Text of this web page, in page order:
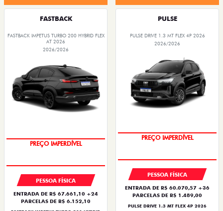
FASTBACK
FASTBACK IMPETUS TURBO 200 HYBRID FLEX
AT 2026
2026/2026
PREÇO IMPERDÍVEL
PESSOA FÍSICA
ENTRADA DE R$ 67.661,10 +24
PARCELAS DE R$ 6.152,10
PULSE
PULSE DRIVE 1.3 MT FLEX 4P 2026
2026/2026
PREÇO IMPERDÍVEL
PESSOA FÍSICA
ENTRADA DE R$ 60.070,57 +36
PARCELAS DE R$ 1.489,00
PULSE DRIVE 1.3 MT FLEX 4P 2026